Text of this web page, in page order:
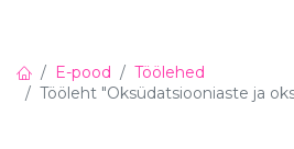
E-pood
Töölehed
Tööleht "Oksüdatsiooniaste ja